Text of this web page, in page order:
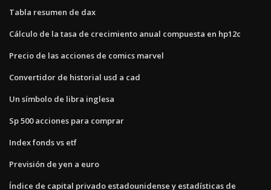
Tabla resumen de dax
Cálculo de la tasa de crecimiento anual compuesta en hp12c
Precio de las acciones de comics marvel
Convertidor de historial usd a cad
Un símbolo de libra inglesa
Sp 500 acciones para comprar
Index fonds vs etf
Previsión de yen a euro
Índice de capital privado estadounidense y estadísticas de